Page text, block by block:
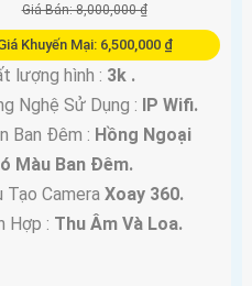
Giá Bán: 8,000,000 ₫
Khuyến Mại: 6,500,000 ₫
lượng hình : 3k .
Nghệ Sử Dụng : IP Wifi.
Ban Đêm : Hồng Ngoại
Màu Ban Ðêm.
Tạo CameraXoay 360.
Hợp : Thu Âm Và Loa.